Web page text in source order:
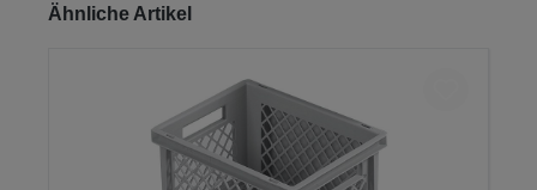
Produktgalerie überspringen
Ähnliche Artikel